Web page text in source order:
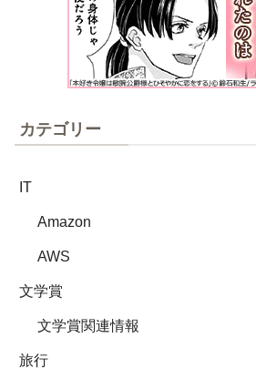
カテゴリー
IT
Amazon
AWS
文学賞
文学賞関連情報
旅行